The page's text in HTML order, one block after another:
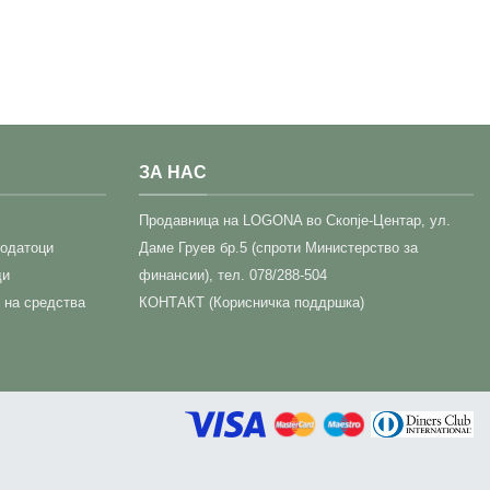
на средства
ЗА НАС
Прoдавница на LOGONA во Скопје-Центар, ул.
Даме Груев бр.5 (спроти Министерство за
финансии), тел. 078/288-504
КОНТАКТ (Корисничка поддршка)